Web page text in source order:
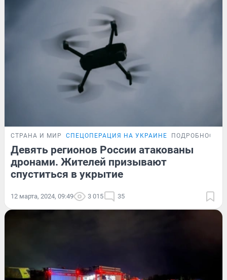
СТРАНА И МИР СПЕЦОПЕРАЦИЯ НА УКРАИНЕ ПОДРОБНОСТИ
Девять регионов России атакованы
дронами. Жителей призывают
спуститься в укрытие
12 марта, 2024, 09:49 3 015 35